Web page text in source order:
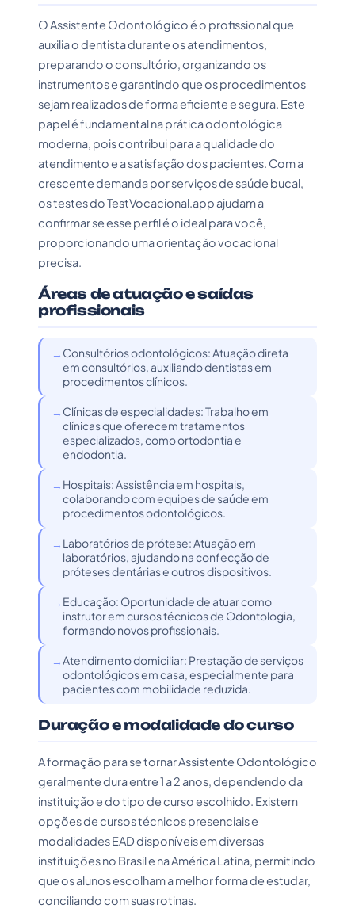
O Assistente Odontológico é o profissional que
auxilia o dentista durante os atendimentos,
preparando o consultório, organizando os
instrumentos e garantindo que os procedimentos
sejam realizados de forma eficiente e segura. Este
papel é fundamental na prática odontológica
moderna, pois contribui para a qualidade do
atendimento e a satisfação dos pacientes. Com a
crescente demanda por serviços de saúde bucal,
os testes do TestVocacional.app ajudam a
confirmar se esse perfil é o ideal para você,
proporcionando uma orientação vocacional
precisa.
Áreas de atuação e saídas
profissionais
Consultórios odontológicos: Atuação direta
em consultórios, auxiliando dentistas em
procedimentos clínicos.
Clínicas de especialidades: Trabalho em
clínicas que oferecem tratamentos
especializados, como ortodontia e
endodontia.
Hospitais: Assistência em hospitais,
colaborando com equipes de saúde em
procedimentos odontológicos.
Laboratórios de prótese: Atuação em
laboratórios, ajudando na confecção de
próteses dentárias e outros dispositivos.
Educação: Oportunidade de atuar como
instrutor em cursos técnicos de Odontologia,
formando novos profissionais.
Atendimento domiciliar: Prestação de serviços
odontológicos em casa, especialmente para
pacientes com mobilidade reduzida.
Duração e modalidade do curso
A formação para se tornar Assistente Odontológico
geralmente dura entre 1 a 2 anos, dependendo da
instituição e do tipo de curso escolhido. Existem
opções de cursos técnicos presenciais e
modalidades EAD disponíveis em diversas
instituições no Brasil e na América Latina, permitindo
que os alunos escolham a melhor forma de estudar,
conciliando com suas rotinas.